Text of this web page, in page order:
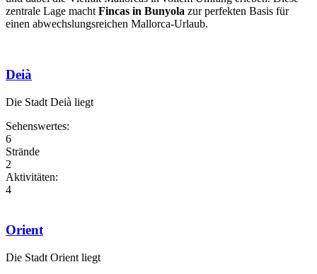
zentrale Lage macht Fincas in Bunyola zur perfekten Basis für
einen abwechslungsreichen Mallorca-Urlaub.
Deià
Die Stadt Deià liegt
Sehenswertes:
6
Strände
2
Aktivitäten:
4
Orient
Die Stadt Orient liegt